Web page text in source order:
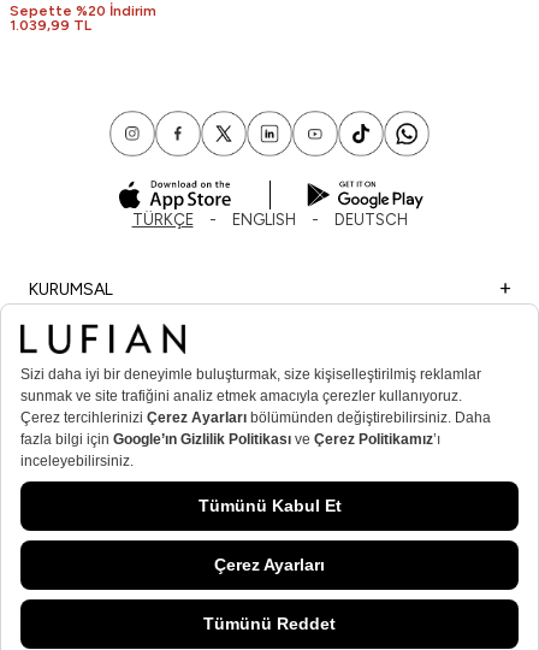
Sepette %20 İndirim
1.039,99 TL
TÜRKÇE ENGLISH DEUTSCH
KURUMSAL
ALIŞVERİŞ
ÖNEMLİ BİLGİLER
ÜYE
ERKEK POPÜLER KATEGORİLER
KADIN POPÜLER KATEGORİLER
© Lufian.com 2026 Tüm Hakları Saklıdır